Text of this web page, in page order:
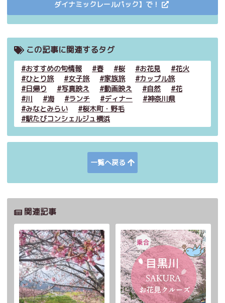
ダイナミックレールパック】で！
この記事に関連するタグ
おすすめの旬情報 春 桜 お花見
花火
ひとり旅
女子旅 家族旅
カップル旅
日帰り
写真映え 動画映え 自然
花
川
海 ランチ ディナー
神奈川県
みなとみらい
桜木町・野毛
駅たびコンシェルジュ横浜
一覧へ戻る
関連記事